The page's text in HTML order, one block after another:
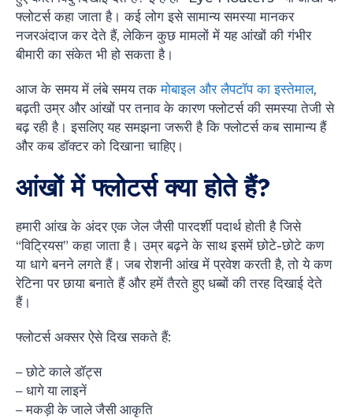
फ्लोटर्स कहा जाता है। कई लोग इसे सामान्य समस्या मानकर
नजरअंदाज कर देते हैं, लेकिन कुछ मामलों में यह आंखों की गंभीर
बीमारी का संकेत भी हो सकता है।
आज के समय में लंबे समय तकमोबाइल और लैपटॉप का इस्तेमाल,
बढ़ती उम्र और आंखों पर तनाव के कारण फ्लोटर्स की समस्या तेजी से
बढ़ रही है। इसलिए यह समझना जरूरी है कि फ्लोटर्स कब सामान्य हैं
और कब डॉक्टर को दिखाना चाहिए।
आंखों में फ्लोटर्स क्या होते हैं?
हमारी आंख के अंदर एक जेल जैसी पारदर्शी पदार्थ होती है जिसे
“विट्रियस” कहा जाता है। उम्र बढ़ने के साथ इसमें छोटे-छोटे कण
या धागे बनने लगते हैं। जब रोशनी आंख में प्रवेश करती है, तो ये कण
रेटिना पर छाया बनाते हैं और हमें तैरते हुए धब्बों की तरह दिखाई देते
हैं।
फ्लोटर्स अक्सर ऐसे दिख सकते हैं:
– छोटे काले डॉट्स
– धागे या लाइनें
– मकड़ी के जाले जैसी आकृति